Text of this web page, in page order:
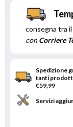
consegna tra il
conCorriere
Spedizione
tanti
€59,99
Servizi